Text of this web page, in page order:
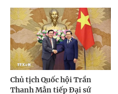
Chủ tịch Quốc hội Trần
Thanh Mẫn tiếp Đại sứ